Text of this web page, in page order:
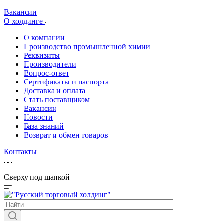
Вакансии
О холдинге
О компании
Производство промышленной химии
Реквизиты
Производители
Вопрос-ответ
Сертификаты и паспорта
Доставка и оплата
Стать поставщиком
Вакансии
Новости
База знаний
Возврат и обмен товаров
Контакты
Сверху под шапкой